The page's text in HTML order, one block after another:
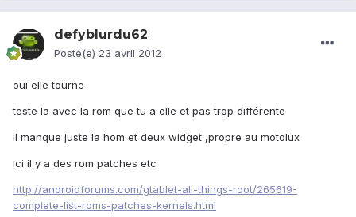
defyblurdu62
Posté(e) 23 avril 2012
oui elle tourne
teste la avec la rom que tu a elle et pas trop différente
il manque juste la hom et deux widget ,propre au motolux
ici il y a des rom patches etc
http://androidforums.com/gtablet-all-things-root/265619-
complete-list-roms-patches-kernels.html